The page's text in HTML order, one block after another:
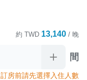
約 TWD 13,140 / 晚
間
訂房前請先選擇入住人數